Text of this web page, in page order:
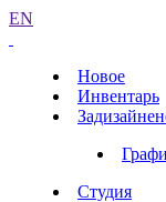
EN
Новое
Инвентарь
Студия